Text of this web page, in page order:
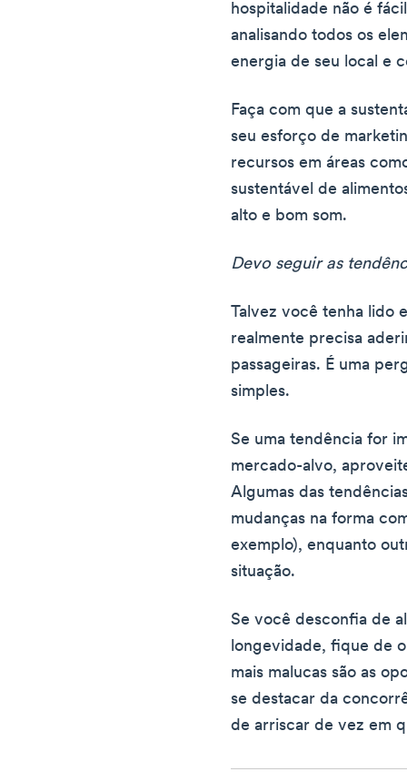
hospitalidade não é
analisando todos os
energia de seu local e
Faça com que a
seu esforço de
recursos em áreas
sustentável de
alto e bom som.
Devo seguir as
Talvez você tenha lido
realmente precisa
passageiras. É uma
simples.
Se uma tendência for
mercado-alvo,
Algumas das
mudanças na forma
exemplo), enquanto
situação.
Se você desconfia de
longevidade, fique de
mais malucas são as
se destacar da
de arriscar de vez em